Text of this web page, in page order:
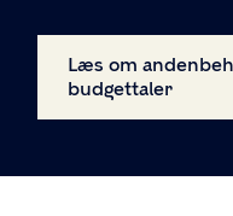
Læs om
budgettaler